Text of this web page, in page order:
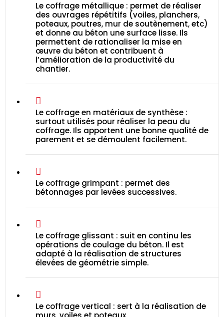
Le coffrage métallique : permet de réaliser
des ouvrages répétitifs (voiles, planchers,
poteaux, poutres, mur de soutènement, etc)
et donne au béton une surface lisse. Ils
permettent de rationaliser la mise en
œuvre du béton et contribuent à
l’amélioration de la productivité du
chantier.
Le coffrage en matériaux de synthèse :
surtout utilisés pour réaliser la peau du
coffrage. Ils apportent une bonne qualité de
parement et se démoulent facilement.
Le coffrage grimpant : permet des
bétonnages par levées successives.
Le coffrage glissant : suit en continu les
opérations de coulage du béton. Il est
adapté à la réalisation de structures
élevées de géométrie simple.
Le coffrage vertical : sert à la réalisation de